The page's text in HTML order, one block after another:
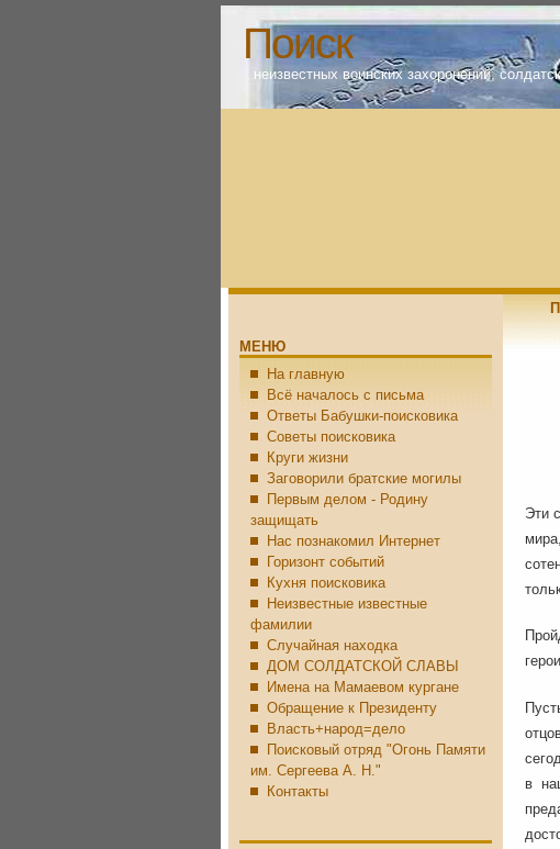
Поиск
неизвестных воинских захоронений,
МЕНЮ
На главную
Всё началось с письма
Ответы Бабушки-поисковика
Советы поисковика
Круги жизни
Заговорили братские могилы
Первым делом - Родину
защищать
Нас познакомил Интернет
Горизонт событий
Кухня поисковика
Неизвестные известные
фамилии
Случайная находка
ДОМ СОЛДАТСКОЙ СЛАВЫ
Имена на Мамаевом кургане
Обращение к Президенту
Власть+народ=дело
Поисковый отряд "Огонь Памяти
им. Сергеева А. Н."
Контакты
Эти
в